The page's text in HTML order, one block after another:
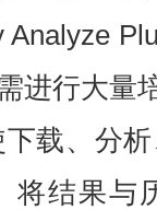
进行大量
下载、分
将结果与